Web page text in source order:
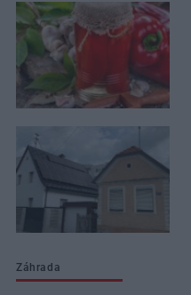
Záhrada